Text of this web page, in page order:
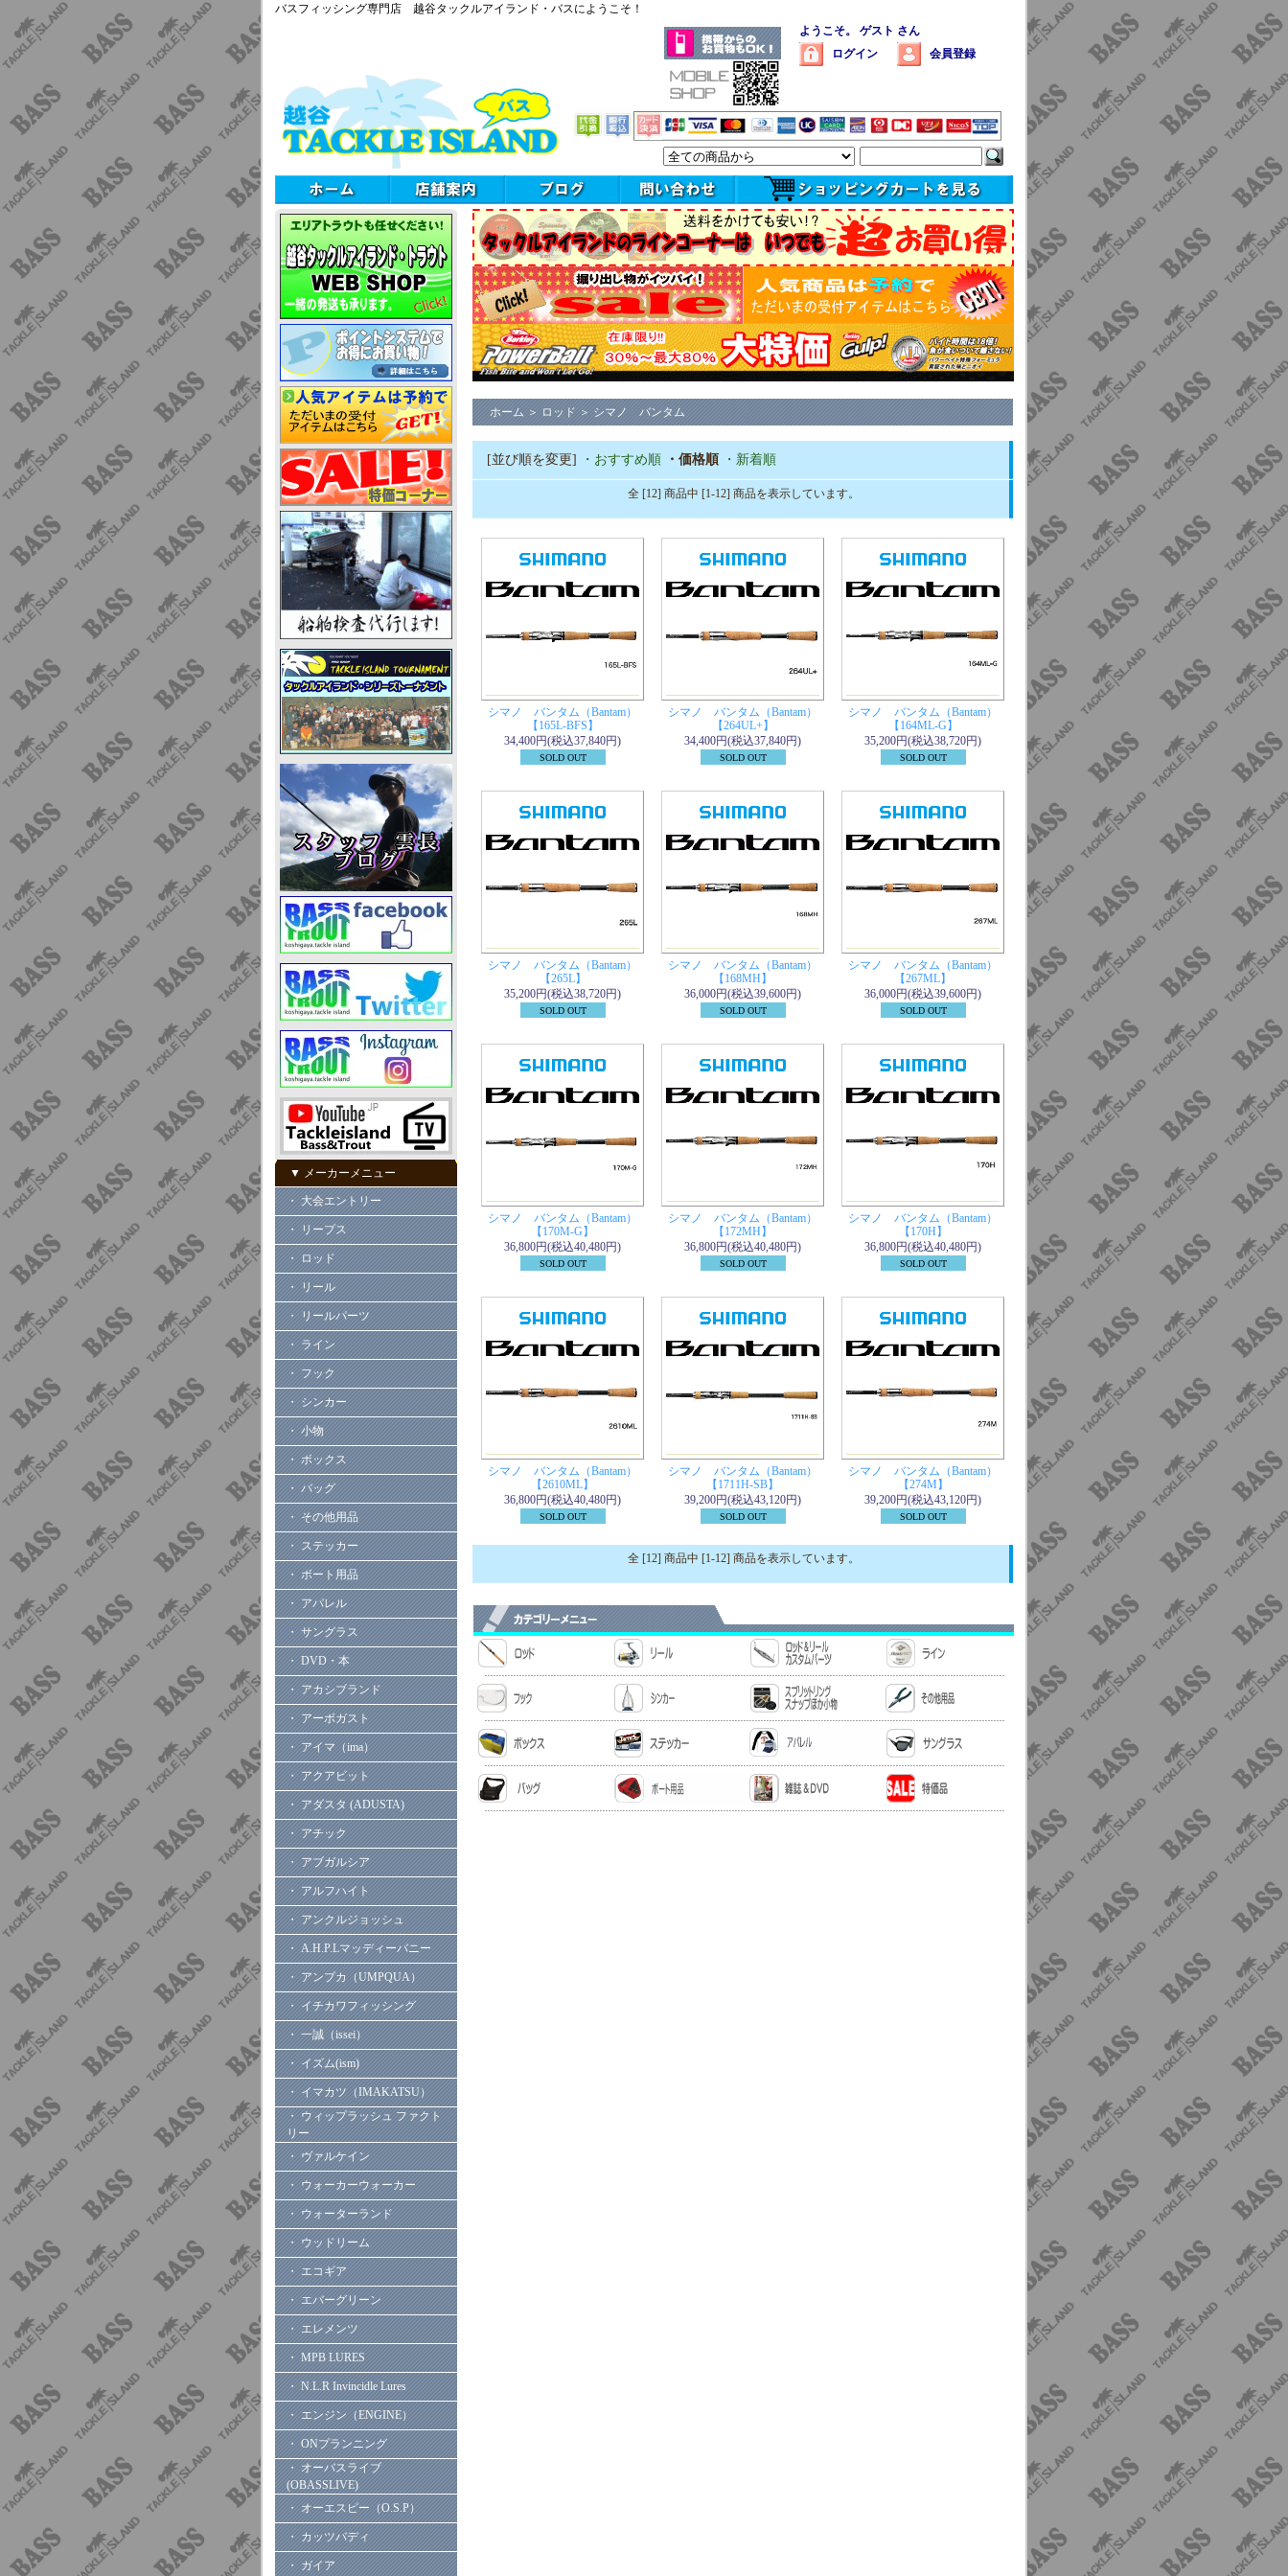
バスフィッシング専門店 越谷タックルアイランド・バスにようこそ！
ようこそ。 ゲスト さん
ログイン
会員登録
▼ メーカーメニュー
・ 大会エントリー
・ リープス
・ ロッド
・ リール
・ リールパーツ
・ ライン
・ フック
・ シンカー
・ 小物
・ ボックス
・ バッグ
・ その他用品
・ ステッカー
・ ボート用品
・ アパレル
・ サングラス
・ DVD・本
・ アカシブランド
・ アーボガスト
・ アイマ（ima）
・ アクアビット
・ アダスタ (ADUSTA)
・ アチック
・ アブガルシア
・ アルフハイト
・ アンクルジョッシュ
・ A.H.P.Lマッディーバニー
・ アンプカ（UMPQUA）
・ イチカワフィッシング
・ 一誠（issei）
・ イズム(ism)
・ イマカツ（IMAKATSU）
・ ウィップラッシュ ファクト
リー
・ ヴァルケイン
・ ウォーカーウォーカー
・ ウォーターランド
・ ウッドリーム
・ エコギア
・ エバーグリーン
・ エレメンツ
・ MPB LURES
・ N.L.R Invincidle Lures
・ エンジン（ENGINE）
・ ONプランニング
・ オーバスライブ
(OBASSLIVE)
・ オーエスピー（O.S.P）
・ カッツバディ
・ ガイア
ホーム ＞ ロッド ＞ シマノ バンタム
[並び順を変更] ・おすすめ順 ・価格順 ・新着順
全 [12] 商品中 [1-12] 商品を表示しています。
シマノ バンタム（Bantam）
【165L-BFS】
34,400円(税込37,840円)
SOLD OUT
シマノ バンタム（Bantam）
【264UL+】
34,400円(税込37,840円)
SOLD OUT
シマノ バンタム（Bantam）
【164ML-G】
35,200円(税込38,720円)
SOLD OUT
シマノ バンタム（Bantam）
【265L】
35,200円(税込38,720円)
SOLD OUT
シマノ バンタム（Bantam）
【168MH】
36,000円(税込39,600円)
SOLD OUT
シマノ バンタム（Bantam）
【267ML】
36,000円(税込39,600円)
SOLD OUT
シマノ バンタム（Bantam）
【170M-G】
36,800円(税込40,480円)
SOLD OUT
シマノ バンタム（Bantam）
【172MH】
36,800円(税込40,480円)
SOLD OUT
シマノ バンタム（Bantam）
【170H】
36,800円(税込40,480円)
SOLD OUT
シマノ バンタム（Bantam）
【2610ML】
36,800円(税込40,480円)
SOLD OUT
シマノ バンタム（Bantam）
【1711H-SB】
39,200円(税込43,120円)
SOLD OUT
シマノ バンタム（Bantam）
【274M】
39,200円(税込43,120円)
SOLD OUT
全 [12] 商品中 [1-12] 商品を表示しています。